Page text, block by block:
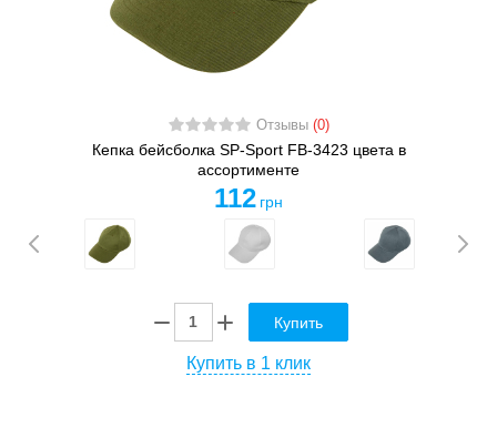
Отзывы (0)
Кепка бейсболка SP-Sport FB-3423 цвета в
ассортименте
112 грн
Купить
Купить в 1 клик